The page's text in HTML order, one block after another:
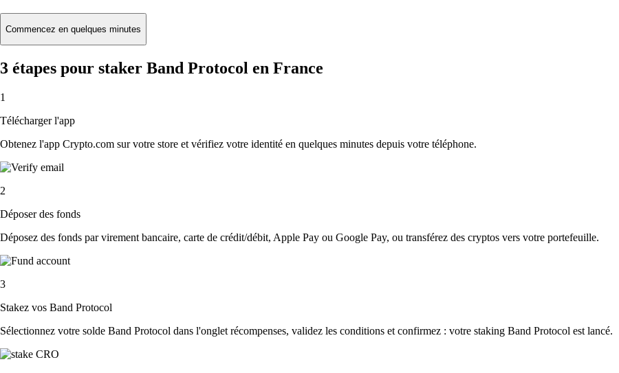
Commencez en quelques minutes
3 étapes pour staker Band Protocol en France
1
Télécharger l'app
Obtenez l'app Crypto.com sur votre store et vérifiez votre identité en quelques minutes depuis votre téléphone.
2
Déposer des fonds
Déposez des fonds par virement bancaire, carte de crédit/débit, Apple Pay ou Google Pay, ou transférez des cryptos vers votre portefeuille.
3
Stakez vos Band Protocol
Sélectionnez votre solde Band Protocol dans l'onglet récompenses, validez les conditions et confirmez : votre staking Band Protocol est lancé.